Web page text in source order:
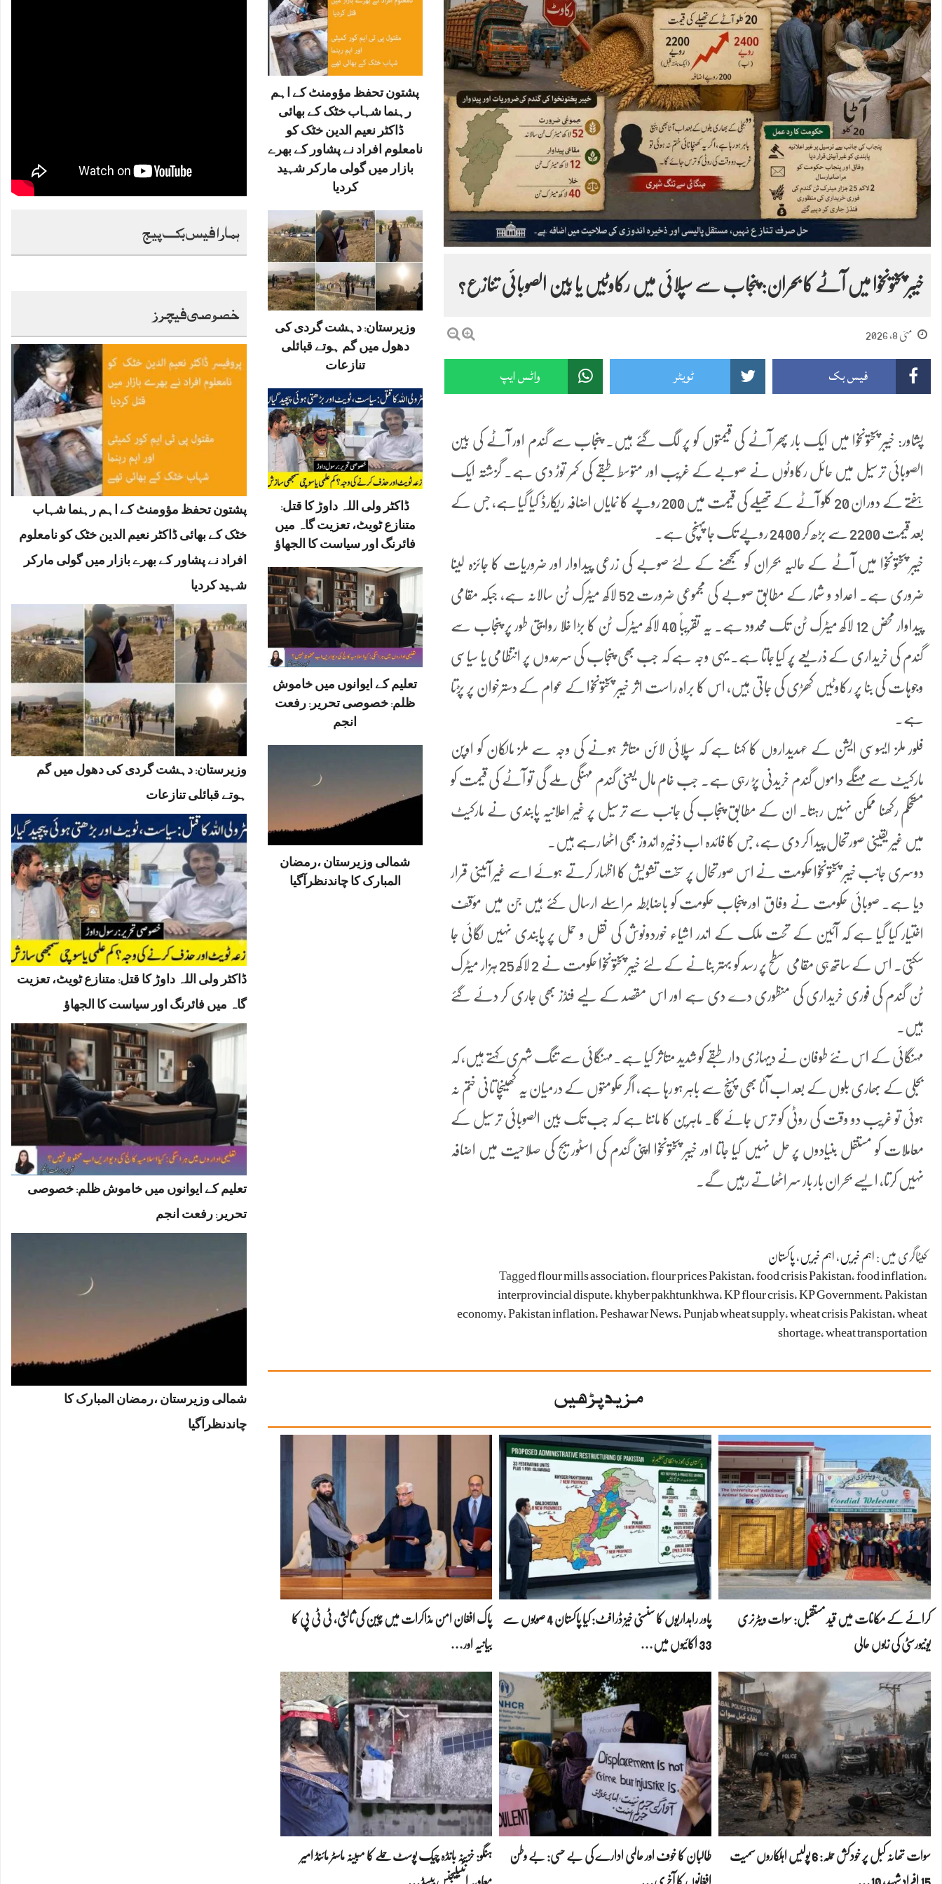
پشتون تحفظ مؤومنٹ کے اہم
رہنما شہاب خٹک کے بھائی
ڈاکٹر نعیم الدین خٹک کو
نامعلوم افراد نے پشاور کے بھرے
بازار میں گولی مارکر شہید
کردیا
وزیرستان: دہشت گردی کی
دھول میں گم ہوتے قبائلی
تنازعات
ڈاکٹر ولی اللہ داوڑ کا قتل:
متنازع ٹویٹ، تعزیت گاہ میں
فائرنگ اور سیاست کا الجھاؤ
تعلیم کے ایوانوں میں خاموش
ظلم: خصوصی تحریر: رفعت
انجم
شمالی وزیرستان ،رمضان
المبارک کا چاندنظرآگیا
خیبر پختونخوا میں آٹے کا بحران: پنجاب سے سپلائی میں رکاوٹیں یا بین الصوبائی تنازع؟
مئی 8, 2026
فیس بک ٹویٹر واٹس ایپ
پشاور: خیبر پختونخوا میں ایک بار پھر آٹے کی قیمتوں کو پر لگ گئے ہیں۔ پنجاب سے گندم اور آٹے کی بین
الصوبائی ترسیل میں حائل رکاوٹوں نے صوبے کے غریب اور متوسط طبقے کی کمر توڑ دی ہے۔ گزشتہ ایک
ہفتے کے دوران 20 کلو آٹے کے تھیلے کی قیمت میں 200 روپے کا نمایاں اضافہ ریکارڈ کیا گیا ہے، جس کے
بعد قیمت 2200 سے بڑھ کر 2400 روپے تک جا پہنچی ہے۔
خیبر پختونخوا میں آٹے کے حالیہ بحران کو سمجھنے کے لئے صوبے کی زرعی پیداوار اور ضروریات کا جائزہ لینا
ضروری ہے۔ اعداد و شمار کے مطابق صوبے کی مجموعی ضرورت 52 لاکھ میٹرک ٹن سالانہ ہے، جبکہ مقامی
پیداوار محض 12 لاکھ میٹرک ٹن تک محدود ہے۔ یہ تقریباً 40 لاکھ میٹرک ٹن کا بڑا خلا روایتی طور پر پنجاب سے
گندم کی خریداری کے ذریعے پُر کیا جاتا ہے۔ یہی وجہ ہے کہ جب بھی پنجاب کی سرحدوں پر انتظامی یا سیاسی
وجوہات کی بنا پر رکاوٹیں کھڑی کی جاتی ہیں، اس کا براہ راست اثر خیبر پختونخوا کے عوام کے دسترخوان پر پڑتا
ہے۔
فلور ملز ایسوسی ایشن کے عہدیداروں کا کہنا ہے کہ سپلائی لائن متاثر ہونے کی وجہ سے ملز مالکان کو اوپن
مارکیٹ سے مہنگے داموں گندم خریدنی پڑ رہی ہے۔ جب خام مال یعنی گندم مہنگی ملے گی تو آٹے کی قیمت کو
مستحکم رکھنا ممکن نہیں رہتا۔ ان کے مطابق پنجاب کی جانب سے ترسیل پر غیر اعلانیہ پابندی نے مارکیٹ
میں غیر یقینی صورتحال پیدا کر دی ہے، جس کا فائدہ اب ذخیرہ اندوز بھی اٹھا رہے ہیں۔
دوسری جانب خیبر پختونخوا حکومت نے اس صورتحال پر سخت تشویش کا اظہار کرتے ہوئے اسے غیر آئینی قرار
دیا ہے۔ صوبائی حکومت نے وفاق اور پنجاب حکومت کو باضابطہ مراسلے ارسال کئے ہیں جن میں مؤقف
اختیار کیا گیا ہے کہ آئین کے تحت ملک کے اندر اشیاء خوردونوش کی نقل و حمل پر پابندی نہیں لگائی جا
سکتی۔ اس کے ساتھ ہی مقامی سطح پر رسد کو بہتر بنانے کے لئے خیبر پختونخوا حکومت نے 2 لاکھ 25 ہزار میٹرک
ٹن گندم کی فوری خریداری کی منظوری دے دی ہے اور اس مقصد کے لیے فنڈز بھی جاری کر دئے گئے
ہیں۔
مہنگائی کے اس نئے طوفان نے دیہاڑی دار طبقے کو شدید متاثر کیا ہے۔مہنگائی سے تنگ شہری کہتے ہیں، کہ
بجلی کے بھاری بلوں کے بعد اب آٹا بھی پہنچ سے باہر ہو رہا ہے، اگر حکومتوں کے درمیان یہ کھینچا تانی ختم نہ
ہوئی تو غریب دو وقت کی روٹی کو ترس جائے گا۔ ماہرین کا ماننا ہے کہ جب تک بین الصوبائی ترسیل کے
معاملات کو مستقل بنیادوں پر حل نہیں کیا جاتا اور خیبر پختونخوا اپنی گندم کی اسٹوریج کی صلاحیت میں اضافہ
نہیں کرتا، ایسے بحران بار بار سر اٹھاتے رہیں گے۔
کیٹاگری میں : اہم خبریں ، اہم خبریں ، پاکستان
Tagged flour mills association، flour prices Pakistan، food crisis Pakistan، food inflation،
interprovincial dispute، khyber pakhtunkhwa، KP flour crisis، KP Government، Pakistan
economy، Pakistan inflation، Peshawar News، Punjab wheat supply، wheat crisis Pakistan، wheat
shortage، wheat transportation
مزید پڑھیں
کرائے کے مکانات میں قید مستقبل: سوات ویٹرنری
یونیورسٹی کی زبوں حالی
پاور راہداریوں کا سنسنی خیز ڈرافٹ: کیا پاکستان 4 صوبوں سے
33 اکائیوں میں…
پاک افغان امن مذاکرات میں چین کی ثالثی، ٹی ٹی پی کا
بیانیہ اور…
سوات تھانہ کبل پر خودکش حملہ: 6 پولیس اہلکاروں سمیت
15 افراد شہید، 10…
طالبان کا خوف اور عالمی ادارے کی بے حسی: بے وطن
افغانوں کا آخری…
ہنگو: خزینہ بانڈہ چیک پوسٹ حملے کا مبینہ ماسٹر مائنڈ امیر
معاویہ انٹیلیجنس بیسڈ…
ہمارا فیس بک پیج
خصوصی فیچرز
پشتون تحفظ مؤومنٹ کے اہم رہنما شہاب
خٹک کے بھائی ڈاکٹر نعیم الدین خٹک کو نامعلوم
افراد نے پشاور کے بھرے بازار میں گولی مارکر
شہید کردیا
وزیرستان: دہشت گردی کی دھول میں گم
ہوتے قبائلی تنازعات
ڈاکٹر ولی اللہ داوڑ کا قتل: متنازع ٹویٹ، تعزیت
گاہ میں فائرنگ اور سیاست کا الجھاؤ
تعلیم کے ایوانوں میں خاموش ظلم: خصوصی
تحریر: رفعت انجم
شمالی وزیرستان ،رمضان المبارک کا
چاندنظرآگیا